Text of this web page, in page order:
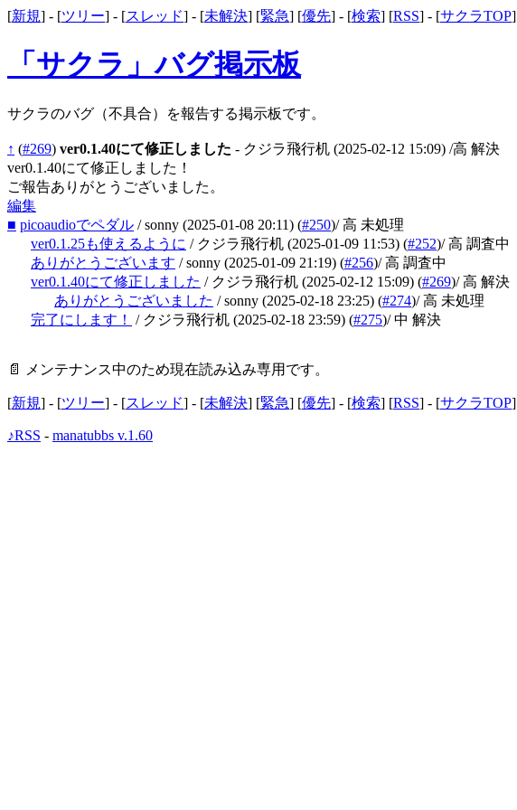
[新規] - [ツリー] - [スレッド] - [未解決] [緊急] [優先] - [検索] [RSS] - [サクラTOP]
「サクラ」バグ掲示板
サクラのバグ（不具合）を報告する掲示板です。
↑ (#269) ver0.1.40にて修正しました - クジラ飛行机 (2025-02-12 15:09) /高 解決
ver0.1.40にて修正しました！
ご報告ありがとうございました。
編集
■ picoaudioでペダル / sonny (2025-01-08 20:11) (#250)/ 高 未処理
ver0.1.25も使えるように / クジラ飛行机 (2025-01-09 11:53) (#252)/ 高 調査中
ありがとうございます / sonny (2025-01-09 21:19) (#256)/ 高 調査中
ver0.1.40にて修正しました / クジラ飛行机 (2025-02-12 15:09) (#269)/ 高 解決
ありがとうございました / sonny (2025-02-18 23:25) (#274)/ 高 未処理
完了にします！
/ クジラ飛行机 (2025-02-18 23:59) (#275)/ 中 解決
📄 メンテナンス中のため現在読み込み専用です。
[新規] - [ツリー] - [スレッド] - [未解決] [緊急] [優先] - [検索] [RSS] - [サクラTOP]
♪RSS - manatubbs v.1.60